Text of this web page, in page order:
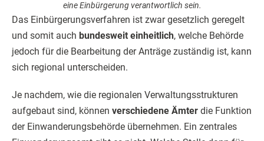
eine Einbürgerung verantwortlich sein.
Das Einbürgerungsverfahren ist zwar gesetzlich geregelt
und somit auch bundesweit einheitlich, welche Behörde
jedoch für die Bearbeitung der Anträge zuständig ist, kann
sich regional unterscheiden.
Je nachdem, wie die regionalen Verwaltungsstrukturen
aufgebaut sind, können verschiedene Ämter die Funktion
der Einwanderungsbehörde übernehmen. Ein zentrales